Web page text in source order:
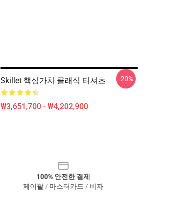
Skillet 핵심가치 클래식 티셔츠
₩3,651,700 - ₩4,202,900
-20%
100% 안전한 결제
페이팔 / 마스터카드 / 비자